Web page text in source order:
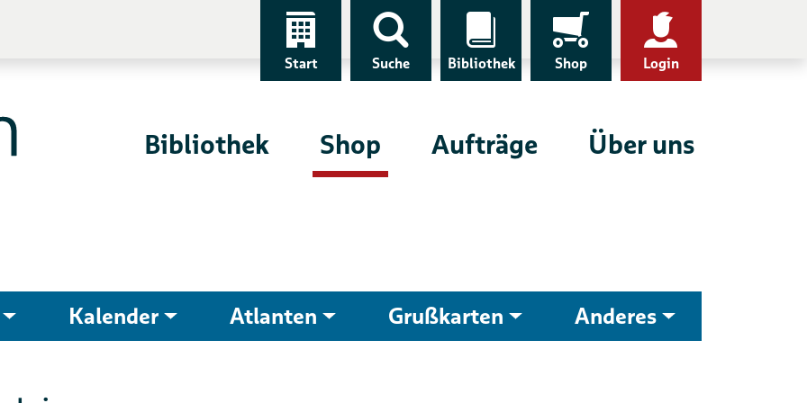
Start Suche Bibliothek Shop Login
Bibliothek Shop Aufträge Über uns
Kalender Atlanten Grußkarten Anderes